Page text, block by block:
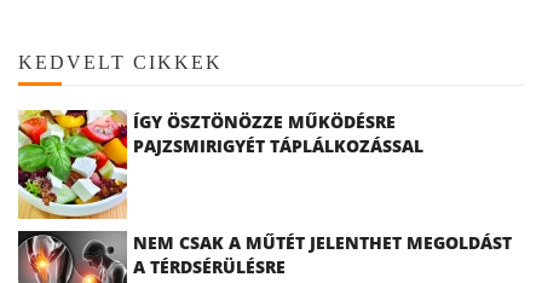
KEDVELT CIKKEK
ÍGY ÖSZTÖNÖZZE MŰKÖDÉSRE
PAJZSMIRIGYÉT TÁPLÁLKOZÁSSAL
NEM CSAK A MŰTÉT JELENTHET MEGOLDÁST
A TÉRDSÉRÜLÉSRE